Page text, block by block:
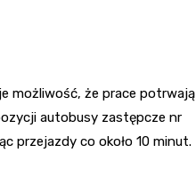
możliwość, że prace potrwają
autobusy zastępcze nr
przejazdy co około 10 minut.